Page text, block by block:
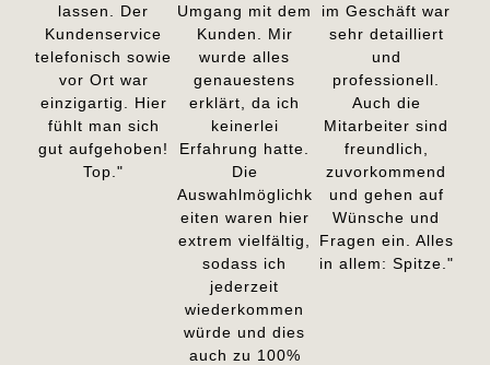
lassen. Der
Kundenservice
telefonisch sowie
vor Ort war
einzigartig. Hier
fühlt man sich
gut aufgehoben!
Top."
Umgang mit dem
Kunden. Mir
wurde alles
genauestens
erklärt, da ich
keinerlei
Erfahrung hatte.
Die
Auswahlmöglichk
eiten waren hier
extrem vielfältig,
sodass ich
jederzeit
wiederkommen
würde und dies
auch zu 100%
im Geschäft war
sehr detailliert
und
professionell.
Auch die
Mitarbeiter sind
freundlich,
zuvorkommend
und gehen auf
Wünsche und
Fragen ein. Alles
in allem: Spitze."